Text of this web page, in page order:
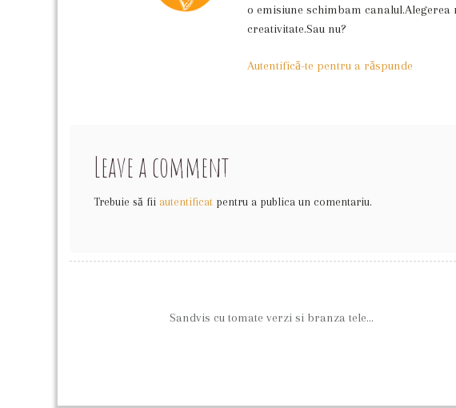
o emisiune schimbam
creativitate.Sau nu?
Autentifică-te pentru a răspunde
Leave a comment
Trebuie să fii autentificat pentru a publica un comentariu.
Sandvis cu tomate verzi si branza telemea